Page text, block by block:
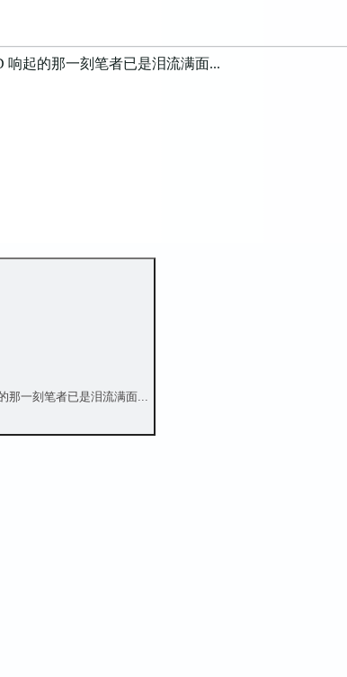
响起的那一刻笔者已是泪流满面...
那一刻笔者已是泪流满面...